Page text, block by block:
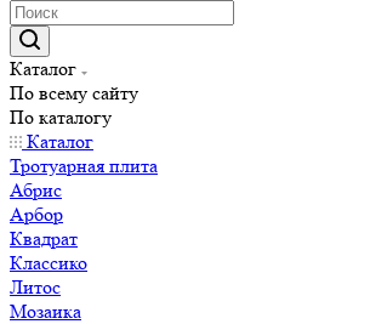
Каталог
По всему сайту
По каталогу
Каталог
Тротуарная плита
Абрис
Арбор
Квадрат
Классико
Литос
Мозаика